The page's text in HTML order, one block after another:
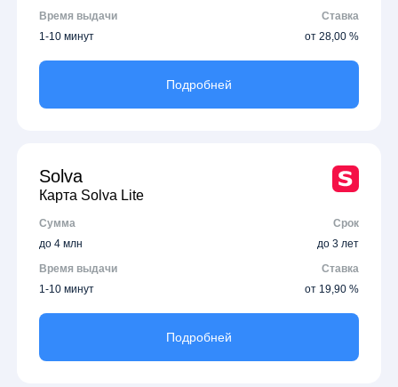
Время выдачи
Ставка
1-10 минут
от 28,00 %
Подробней
Solva
Карта Solva Lite
Сумма
Срок
до 4 млн
до 3 лет
Время выдачи
Ставка
1-10 минут
от 19,90 %
Подробней